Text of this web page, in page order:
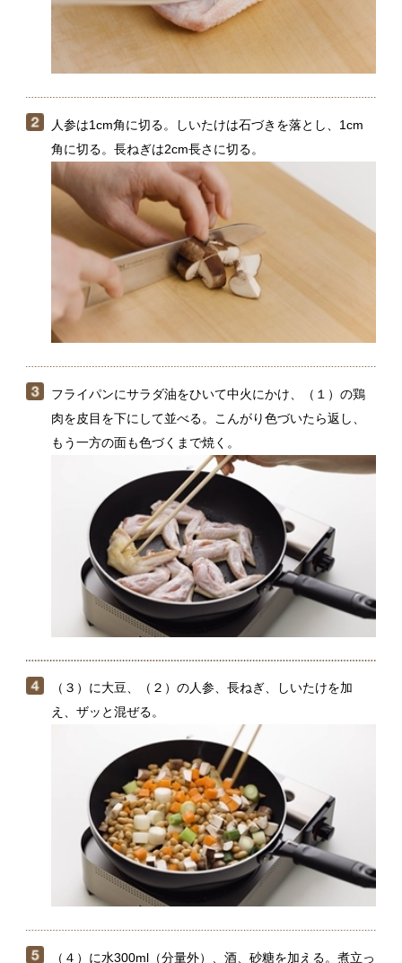
人参は1cm角に切る。しいたけは石づきを落とし、1cm
角に切る。長ねぎは2cm長さに切る。
フライパンにサラダ油をひいて中火にかけ、（１）の鶏
肉を皮目を下にして並べる。こんがり色づいたら返し、
もう一方の面も色づくまで焼く。
（３）に大豆、（２）の人参、長ねぎ、しいたけを加
え、ザッと混ぜる。
（４）に水300ml（分量外）、酒、砂糖を加える。煮立っ
たらアクをすくって落としブタをし、5分ほど煮る。黒
酢、しょうゆを加え、さらに15分ほど煮る。